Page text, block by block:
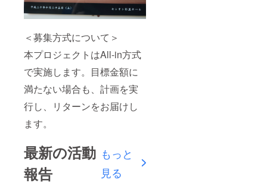
＜募集方式について＞
本プロジェクトはAll-in方式
で実施します。目標金額に
満たない場合も、計画を実
行し、リターンをお届けし
ます。
最新の活動
報告
もっと
見る